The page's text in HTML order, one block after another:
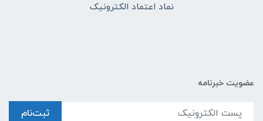
نماد اعتماد الکترونیک
عضویت خبرنامه
ثبت‌نام